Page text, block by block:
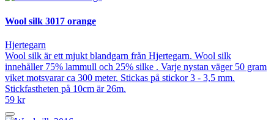
Wool silk 3017 orange
Hjertegarn
Wool silk är ett mjukt blandgarn från Hjertegarn. Wool silk
innehåller 75% lammull och 25% silke . Varje nystan väger 50 gram
viket motsvarar ca 300 meter. Stickas på stickor 3 - 3,5 mm.
Stickfastheten på 10cm är 26m.
59 kr